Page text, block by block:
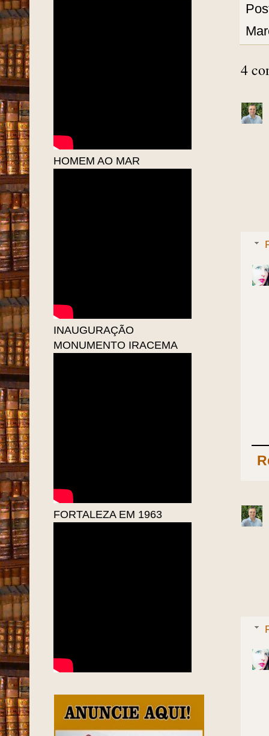
4
HOMEM AO MAR
INAUGURAÇÃO
MONUMENTO IRACEMA
FORTALEZA EM 1963